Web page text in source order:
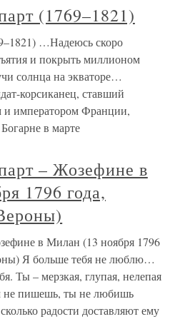
(1769–1821)
…Надеюсь скоро
и покрыть миллионом
солнца на экваторе…
корсиканец, ставший
и императором Франции,
в марте
– Жозефине в
1796 года,
в Милан (13 ноября 1796
Я больше тебя не люблю…
Ты – мерзкая, глупая, нелепая
пишешь, ты не любишь
радости доставляют ему